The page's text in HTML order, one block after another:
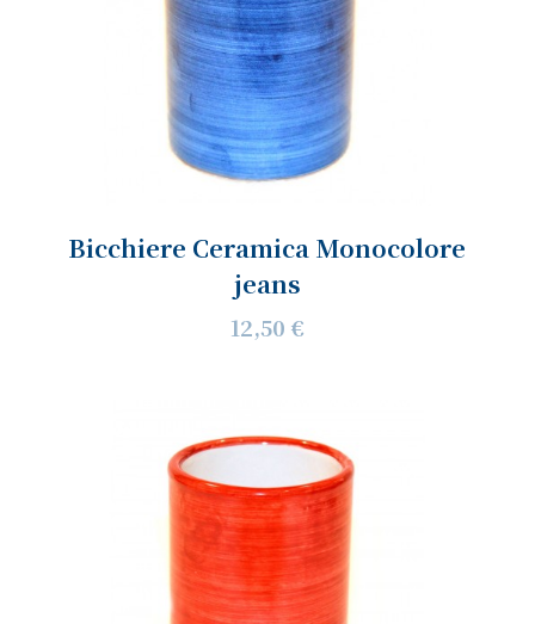
Bicchiere Ceramica Monocolore
jeans
12,50 €